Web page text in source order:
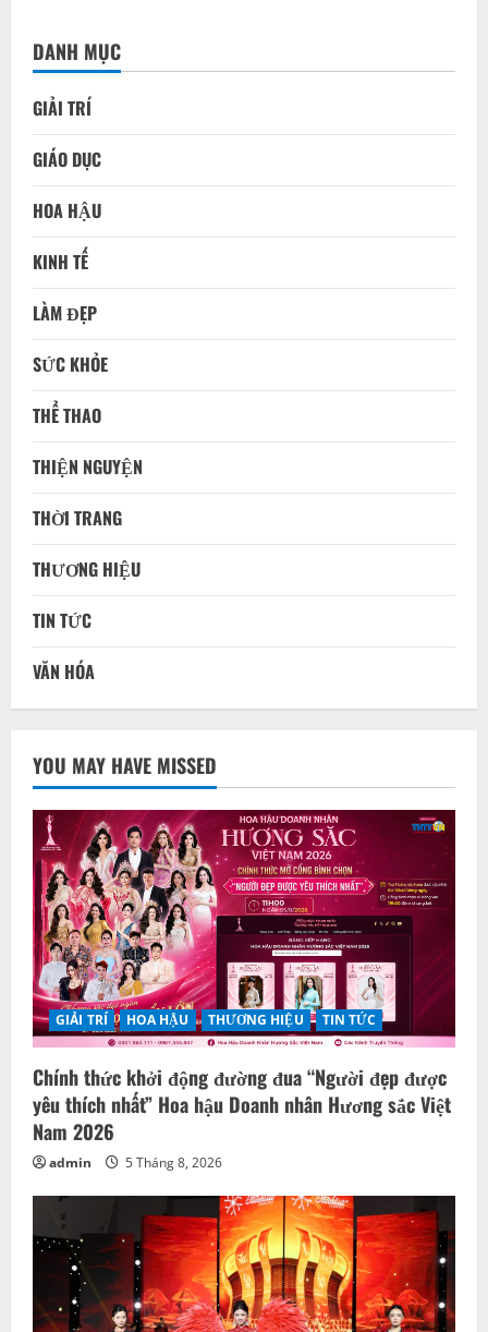
DANH MỤC
GIẢI TRÍ
GIÁO DỤC
HOA HẬU
KINH TẾ
LÀM ĐẸP
SỨC KHỎE
THỂ THAO
THIỆN NGUYỆN
THỜI TRANG
THƯƠNG HIỆU
TIN TỨC
VĂN HÓA
YOU MAY HAVE MISSED
GIẢI TRÍ HOA HẬU THƯƠNG HIỆU TIN TỨC
Chính thức khởi động đường đua “Người đẹp được
yêu thích nhất” Hoa hậu Doanh nhân Hương sắc Việt
Nam 2026
admin 5 Tháng 8, 2026